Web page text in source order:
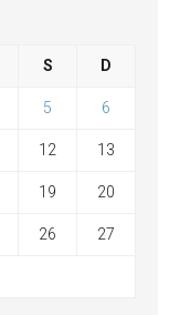
S D
5 6
12 13
19 20
26 27